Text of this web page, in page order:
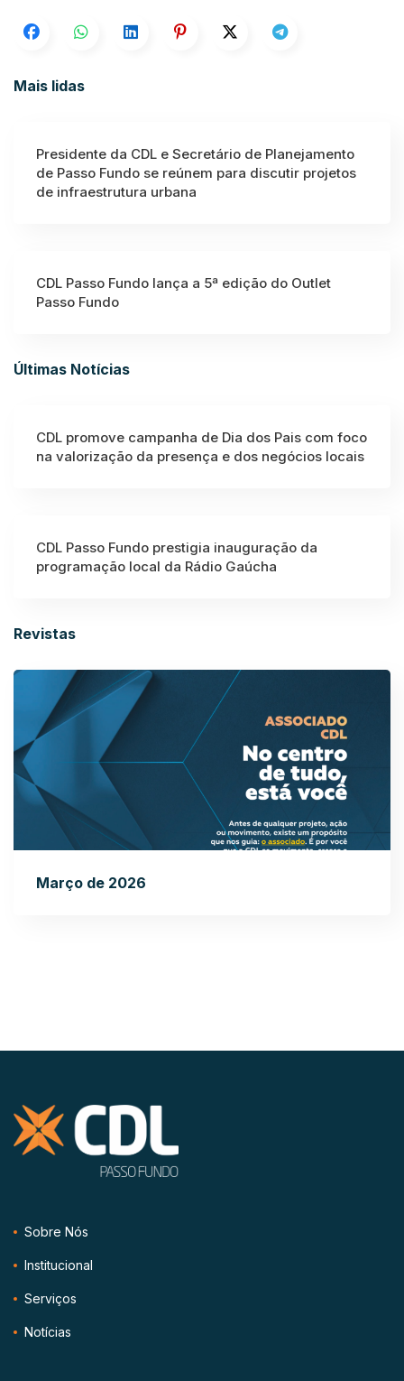
Mais lidas
Presidente da CDL e Secretário de Planejamento
de Passo Fundo se reúnem para discutir projetos
de infraestrutura urbana
CDL Passo Fundo lança a 5ª edição do Outlet
Passo Fundo
Últimas Notícias
CDL promove campanha de Dia dos Pais com foco
na valorização da presença e dos negócios locais
CDL Passo Fundo prestigia inauguração da
programação local da Rádio Gaúcha
Revistas
Março de 2026
Sobre Nós
Institucional
Serviços
Notícias